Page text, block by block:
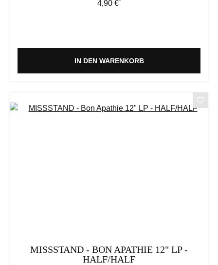
Regulärer Preis:
4,90 €
IN DEN WARENKORB
MISSSTAND - BON APATHIE 12" LP -
HALF/HALF